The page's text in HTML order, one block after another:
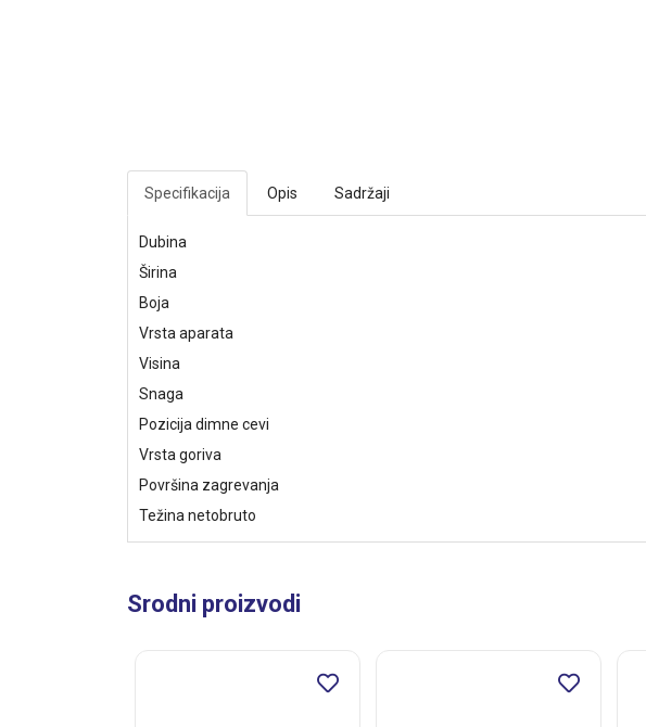
Specifikacija Opis Sadržaji
Dubina
Širina
Boja
Vrsta aparata
Visina
Snaga
Pozicija dimne cevi
Vrsta goriva
Površina zagrevanja
Težina netobruto
Srodni proizvodi